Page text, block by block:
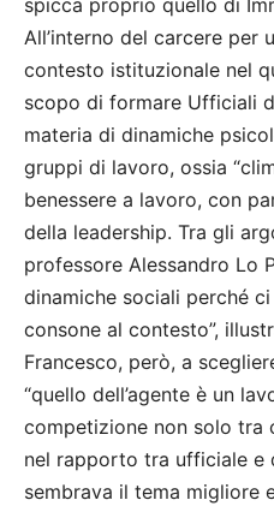
spicca proprio quello di
All’interno del carcere per
contesto istituzionale nel
scopo di formare Ufficiali
materia di dinamiche
gruppi di lavoro, ossia
benessere a lavoro, con
della leadership. Tra gli
professore Alessandro Lo
dinamiche sociali perché
consone al contesto”,
Francesco, però, a
“quello dell’agente è un
competizione non solo tra
nel rapporto tra ufficiale e
sembrava il tema migliore